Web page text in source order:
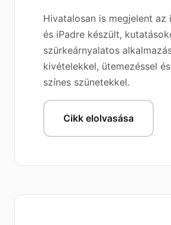
Hivatalosan is megjelent az
és iPadre készült,
szürkeárnyalatos
kivételekkel, ütemezéssel
színes szünetekkel.
Cikk elolvasása